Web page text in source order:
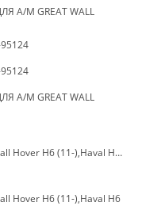
А/М GREAT WALL
А/М GREAT WALL
Фильтр для а.м Great Wall Hover H6 (11-),Haval H6 (14-) (возд.) (TR55745)
Hover H6 (11-),Haval H6